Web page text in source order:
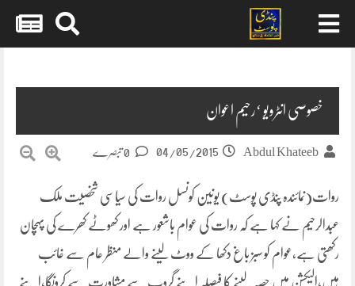
خصوصی انٹرویو ‘رحیم اعوان
Abdul Khateeb
04/05/2015
روات(نمائندہ پنڈی پوسٹ) یونین کونسل روات کی سیاسی شخصیت ملک
عبدالرحیم نے کہا ہے کہ روات کی عوام باشعور ہے اور کھوٹے کھرے کی پہچان
رکھتی ہے،عوام کو سبز باغ دکھا کے ووٹ لینے والے منظر عام سے غائب
ہیں،الیکشن میں حصہ لینے کا فیصلہ اپنے گروپ سے مشاورت سے کرونگا،اپنے